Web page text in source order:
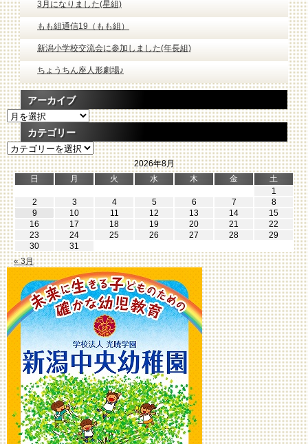
3月になりました(星組)
もも組通信19（もも組）
新潟小学校交流会に参加しました(年長組)
ちょうちん座人形劇場♪
アーカイブ
ア
ー
カ
イ
ブ
カテゴリー
カ
テ
ゴ
リ
ー
2026年8月
日
月 火 水 木 金
土
1
2
3 4 5 6 7
8
9
10 11 12 13 14
15
16
17 18 19 20 21
22
23
24 25 26 27 28
29
30
31
« 3月